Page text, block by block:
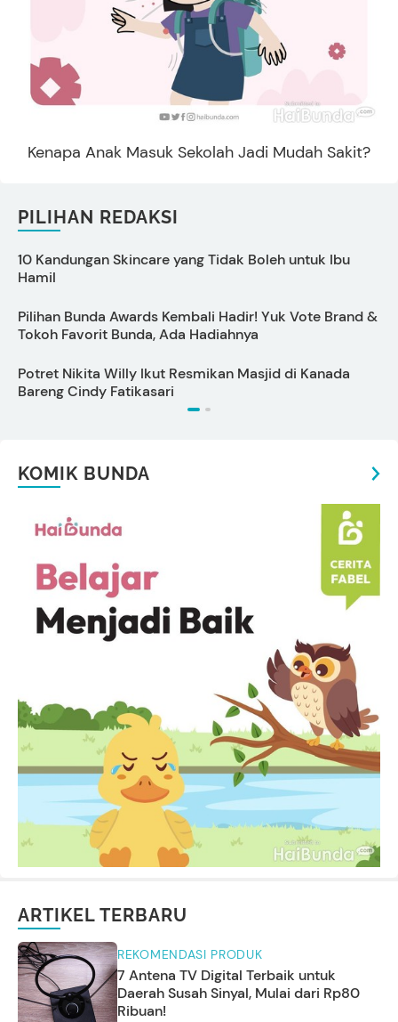
Kenapa Anak Masuk Sekolah Jadi Mudah Sakit?
PILIHAN REDAKSI
10 Kandungan Skincare yang Tidak Boleh untuk Ibu
Hamil
Pilihan Bunda Awards Kembali Hadir! Yuk Vote Brand &
Tokoh Favorit Bunda, Ada Hadiahnya
Potret Nikita Willy Ikut Resmikan Masjid di Kanada
Bareng Cindy Fatikasari
KOMIK BUNDA
ARTIKEL TERBARU
REKOMENDASI PRODUK
7 Antena TV Digital Terbaik untuk
Daerah Susah Sinyal, Mulai dari Rp80
Ribuan!